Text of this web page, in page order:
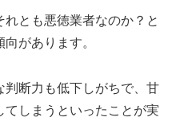
とも悪徳業者なのか？と
があります。
判断力も低下しがちで、甘
しまうといったことが実